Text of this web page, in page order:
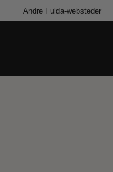
Andre Fulda-websteder